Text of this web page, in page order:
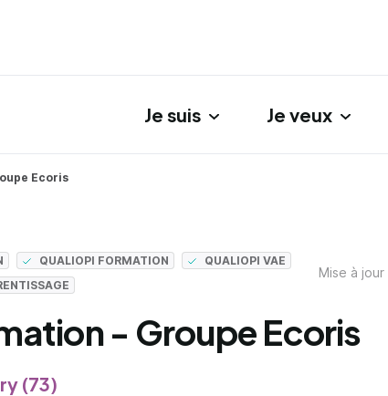
Je suis Je veux
Ecoris
QUALIOPI FORMATION
QUALIOPI VAE
Mise à
- Groupe Ecoris
(73)